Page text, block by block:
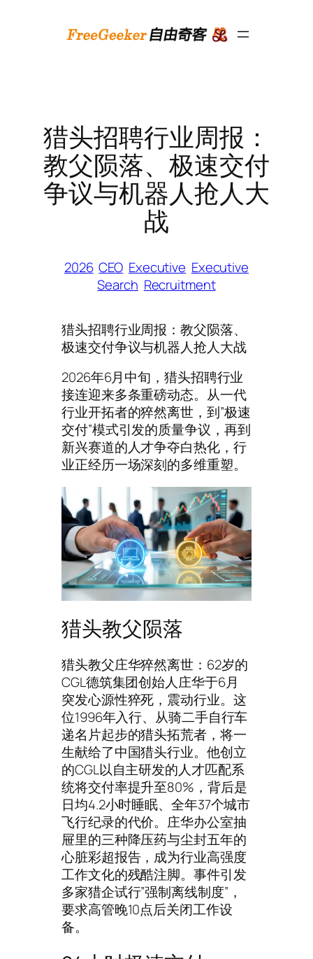
猎头招聘行业周报：
教父陨落、极速交付
争议与机器人抢人大
战
2026 CEO Executive Executive
Search Recruitment
猎头招聘行业周报：教父陨落、
极速交付争议与机器人抢人大战
2026年6月中旬，猎头招聘行业
接连迎来多条重磅动态。从一代
行业开拓者的猝然离世，到”极速
交付”模式引发的质量争议，再到
新兴赛道的人才争夺白热化，行
业正经历一场深刻的多维重塑。
猎头教父陨落
猎头教父庄华猝然离世：62岁的
CGL德筑集团创始人庄华于6月
突发心源性猝死，震动行业。这
位1996年入行、从骑二手自行车
递名片起步的猎头拓荒者，将一
生献给了中国猎头行业。他创立
的CGL以自主研发的人才匹配系
统将交付率提升至80%，背后是
日均4.2小时睡眠、全年37个城市
飞行纪录的代价。庄华办公室抽
屉里的三种降压药与尘封五年的
心脏彩超报告，成为行业高强度
工作文化的残酷注脚。事件引发
多家猎企试行”强制离线制度”，
要求高管晚10点后关闭工作设
备。